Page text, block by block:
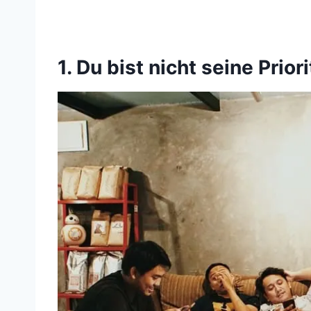
1. Du bist nicht seine